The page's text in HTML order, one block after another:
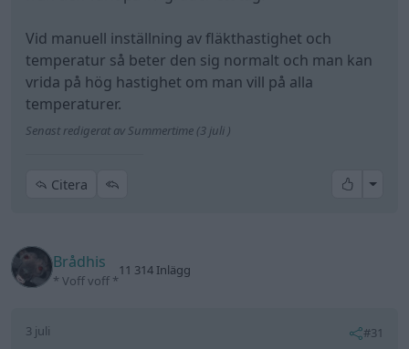
Vid manuell inställning av fläkthastighet och
temperatur så beter den sig normalt och man kan
vrida på hög hastighet om man vill på alla
temperaturer.
Senast redigerat av Summertime (3 juli )
Citera All
Brådhis
* Voff voff *
11 314 Inlägg
3 juli #31